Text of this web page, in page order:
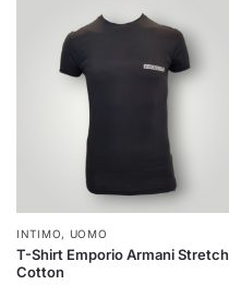
INTIMO, UOMO
T-Shirt Emporio Armani Stretch
Cotton